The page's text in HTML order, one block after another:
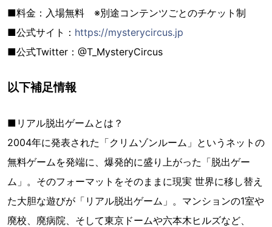
■料金：入場無料 ※別途コンテンツごとのチケット制
■公式サイト： https://mysterycircus.jp
■公式Twitter：@T_MysteryCircus
以下補足情報
■リアル脱出ゲームとは？
2004年に発表された「クリムゾンルーム」というネットの
無料ゲームを発端に、爆発的に盛り上がった「脱出ゲー
ム」。そのフォーマットをそのままに現実 世界に移し替え
た大胆な遊びが「リアル脱出ゲーム」。マンションの1室や
廃校、廃病院、そして東京ドームや六本木ヒルズなど、